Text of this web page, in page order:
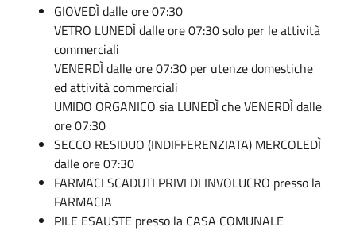
GIOVEDÌ dalle ore 07:30
VETRO LUNEDÌ dalle ore 07:30 solo per le attività
commerciali
VENERDÌ dalle ore 07:30 per utenze domestiche
ed attività commerciali
UMIDO ORGANICO sia LUNEDÌ che VENERDÌ dalle
ore 07:30
SECCO RESIDUO (INDIFFERENZIATA) MERCOLEDÌ
dalle ore 07:30
FARMACI SCADUTI PRIVI DI INVOLUCRO presso la
FARMACIA
PILE ESAUSTE presso la CASA COMUNALE